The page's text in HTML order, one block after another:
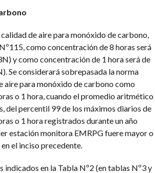
de aire para monóxido de carbono,
como concentración de 8 horas será
y como concentración de 1 hora será de
Se considerará sobrepasada la norma
aire para monóxido de carbono como
o 1 hora, cuando el promedio aritmético
del percentil 99 de los máximos diarios de
o 1 hora registrados durante un año
estación monitora EMRPG fuere mayor o
el inciso precedente.
indicados en la Tabla Nº2 (en tablas Nº3 y